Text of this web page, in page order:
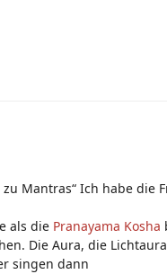
Mantras“ Ich habe die
als die Pranayama Kosha
Die Aura, die
singen dann